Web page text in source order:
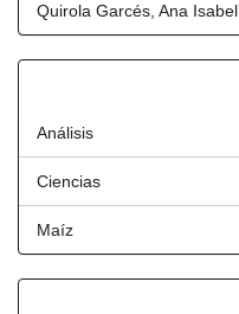
Quirola Garcés, Ana Isabel
Análisis
Ciencias
Maíz